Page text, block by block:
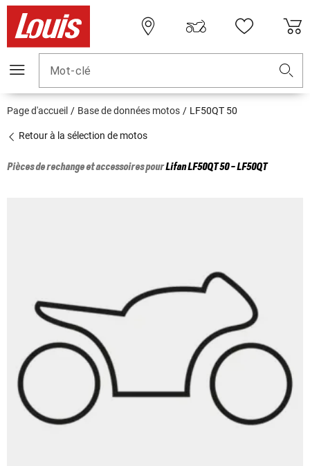
Mot-clé
Page d'accueil Base de données motos LF50QT 50
Retour à la sélection de motos
Pièces de rechange et accessoires pourLifanLF50QT 50 - LF50QT